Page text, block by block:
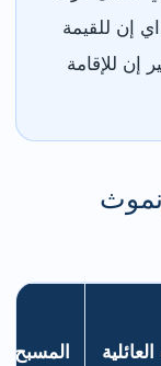
إن للقيمة
إن للإقامة
المسبح